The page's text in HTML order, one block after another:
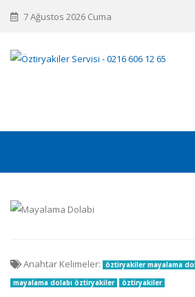
7 Ağustos 2026 Cuma
Anahtar Kelimeler:
öztiryakiler mayalama
mayalama dolabı öztiryakiler
öztiryakiler